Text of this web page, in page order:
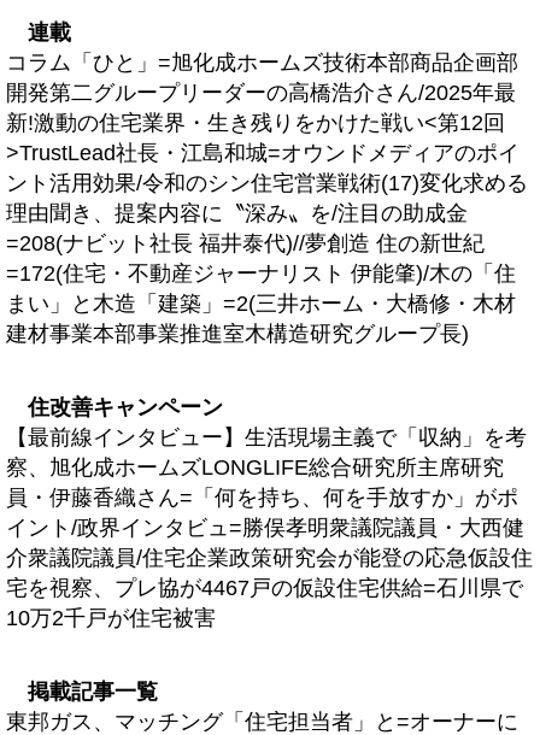
連載
コラム「ひと」=旭化成ホームズ技術本部商品企画部
開発第二グループリーダーの高橋浩介さん/2025年最
新!激動の住宅業界・生き残りをかけた戦い<第12回
>TrustLead社長・江島和城=オウンドメディアのポイ
ント活用効果/令和のシン住宅営業戦術(17)変化求める
理由聞き、提案内容に〝深み〟を/注目の助成金
=208(ナビット社長 福井泰代)//夢創造 住の新世紀
=172(住宅・不動産ジャーナリスト 伊能肇)/木の「住
まい」と木造「建築」=2(三井ホーム・大橋修・木材
建材事業本部事業推進室木構造研究グループ長)
住改善キャンペーン
【最前線インタビュー】生活現場主義で「収納」を考
察、旭化成ホームズLONGLIFE総合研究所主席研究
員・伊藤香織さん=「何を持ち、何を手放すか」がポ
イント/政界インタビュ=勝俣孝明衆議院議員・大西健
介衆議院議員/住宅企業政策研究会が能登の応急仮設住
宅を視察、プレ協が4467戸の仮設住宅供給=石川県で
10万2千戸が住宅被害
掲載記事一覧
東邦ガス、マッチング「住宅担当者」と=オーナーに